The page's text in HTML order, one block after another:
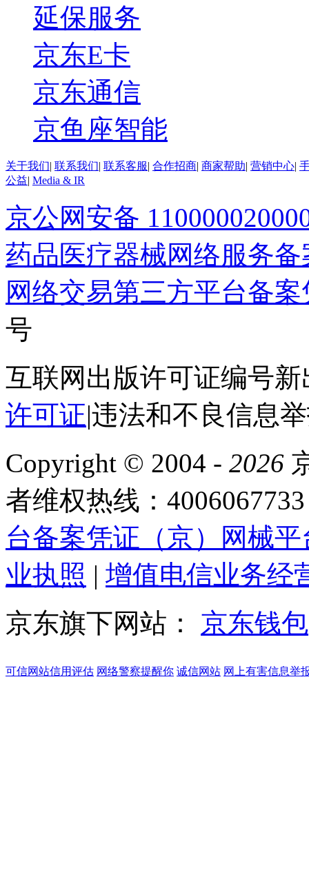
延保服务
京东E卡
京东通信
京鱼座智能
关于我们| 联系我们| 联系客服| 合作招商| 商家帮助| 营销中心|
公益| Media & IR
京公网安备
药品医疗器械网络服务备
网络交易第三方平台备案
号
互联网出版许可证编号
许可证|违法和不良信息
Copyright © 2004 - 2026
者维权热线：4006067733
台备案凭证（京）网械
业执照 | 增值电信业务经
京东旗下网站：
京东钱包
可信网站信用评估 网络警察提醒你 诚信网站 网上有害信息举